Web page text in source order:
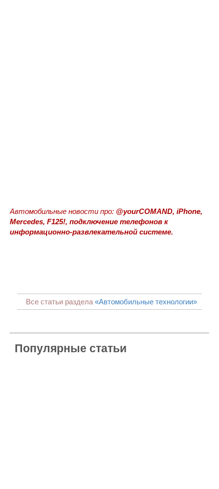
Автомобильные новости про: @yourCOMAND, iPhone,
Mercedes, F125!, подключение телефонов к
информационно-развлекательной системе.
Все статьи раздела «Автомобильные технологии»
Популярные статьи